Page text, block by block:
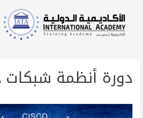
دورة أنظمة شبكات CCNA